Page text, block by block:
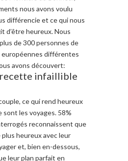
nous avons voulu
différencieet ce qui nous
d’être heureux.Nous
plus de 300 personnes de
différentes
avons découvert:
recette infaillible
, ce quirend heureux
sont les voyages. 58%
reconnaissent que
plus heureuxavec leur
et, bien en-dessous,
leurplan parfait en